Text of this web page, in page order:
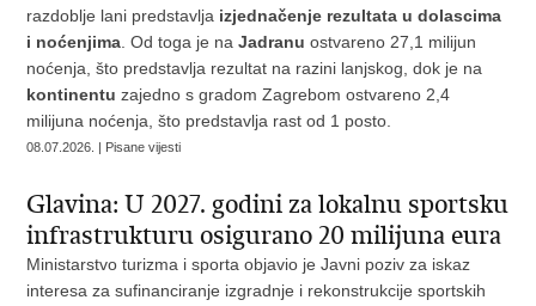
razdoblje lani predstavlja izjednačenje rezultata u dolascima
i noćenjima . Od toga je naJadranu ostvareno 27,1 milijun
noćenja, što predstavlja rezultat na razini lanjskog, dok je na
kontinentu zajedno s gradom Zagrebom ostvareno 2,4
milijuna noćenja, što predstavlja rast od 1 posto.
08.07.2026. | Pisane vijesti
Glavina: U 2027. godini za lokalnu sportsku
infrastrukturu osigurano 20 milijuna eura
Ministarstvo turizma i sporta objavio je Javni poziv za iskaz
interesa za sufinanciranje izgradnje i rekonstrukcije sportskih